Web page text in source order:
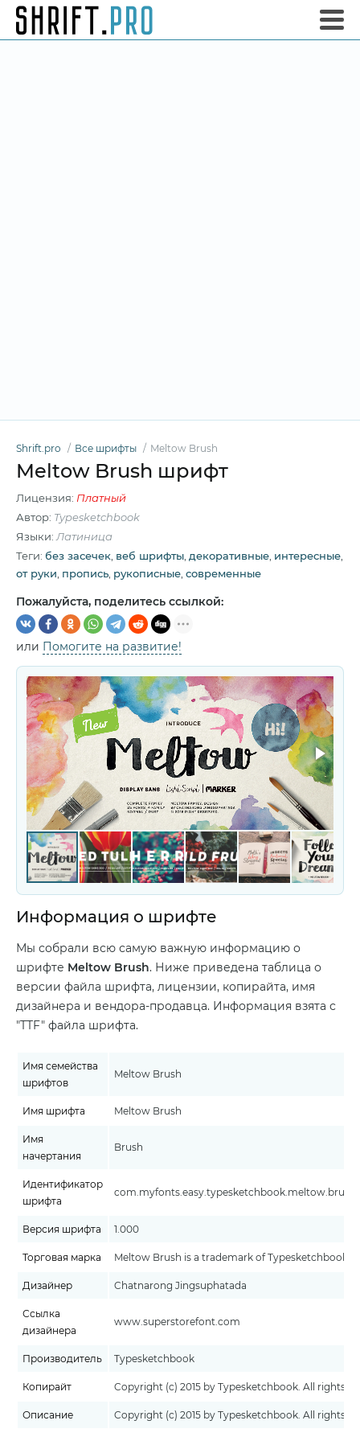
Shrift.pro Все шрифты Meltow Brush
Meltow Brush шрифт
Лицензия: Платный
Автор: Typesketchbook
Языки: Латиница
Теги: без засечек веб шрифты декоративные интересные
от руки пропись рукописные современные
Пожалуйста, поделитесь ссылкой:
или Помогите на развитие!
Информация о шрифте
Мы собрали всю самую важную информацию о
шрифте Meltow Brush. Ниже приведена таблица о
версии файла шрифта, лицензии, копирайта, имя
дизайнера и вендора-продавца. Информация взята с
"TTF" файла шрифта.
Имя семейства
шрифтов
Meltow Brush
Имя шрифта Meltow Brush
Имя
начертания
Brush
Идентификатор
шрифта
Версия шрифта 1.000
Торговая марка Meltow Brush is a trademark of Typesketchbook.
Дизайнер Chatnarong Jingsuphatada
Ссылка
дизайнера
www.superstorefont.com
Производитель Typesketchbook
Копирайт Copyright (c) 2015 by Typesketchbook. All rights
Описание Copyright (c) 2015 by Typesketchbook. All rights